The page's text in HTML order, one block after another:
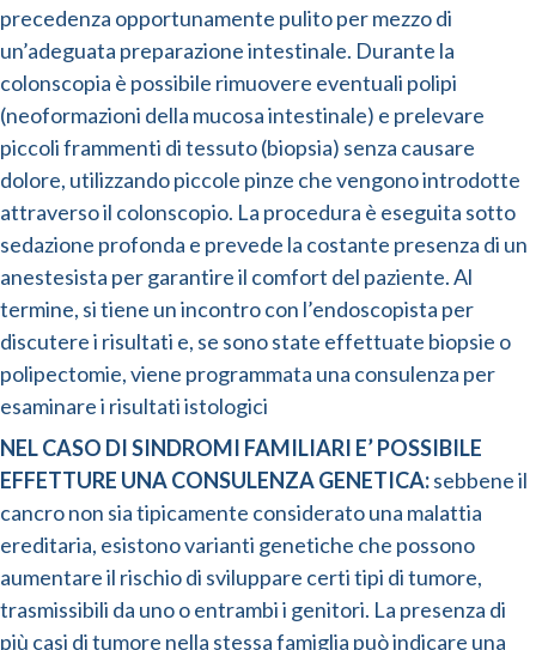
precedenza opportunamente pulito per mezzo di
un’adeguata preparazione intestinale. Durante la
colonscopia è possibile rimuovere eventuali polipi
(neoformazioni della mucosa intestinale) e prelevare
piccoli frammenti di tessuto (biopsia) senza causare
dolore, utilizzando piccole pinze che vengono introdotte
attraverso il colonscopio. La procedura è eseguita sotto
sedazione profonda e prevede la costante presenza di un
anestesista per garantire il comfort del paziente. Al
termine, si tiene un incontro con l’endoscopista per
discutere i risultati e, se sono state effettuate biopsie o
polipectomie, viene programmata una consulenza per
esaminare i risultati istologici
NEL CASO DI SINDROMI FAMILIARI E’ POSSIBILE
EFFETTURE UNA CONSULENZA GENETICA:sebbene il
cancro non sia tipicamente considerato una malattia
ereditaria, esistono varianti genetiche che possono
aumentare il rischio di sviluppare certi tipi di tumore,
trasmissibili da uno o entrambi i genitori. La presenza di
più casi di tumore nella stessa famiglia può indicare una